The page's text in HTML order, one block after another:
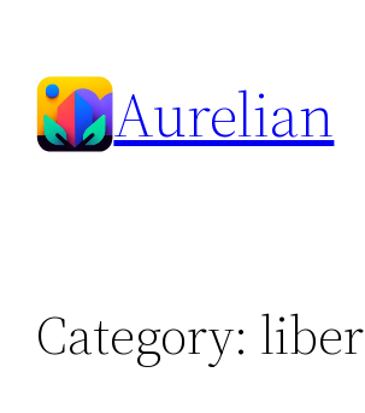
content
Aurelian
Category: liber